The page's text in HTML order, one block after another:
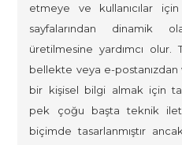
etmeye ve kullanıcılar için
sayfalarından dinamik
üretilmesine yardımcı olur.
bellekte veya e-
bir kişisel bilgi almak için
pek çoğu başta teknik
biçimde tasarlanmıştır